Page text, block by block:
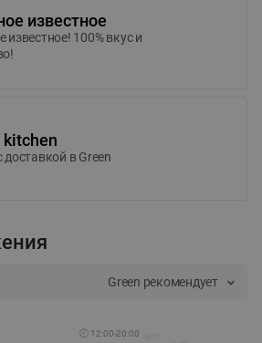
известное
известное! 100% вкус и
kitchen
доставкой в Green
Green рекомендует
🕘 12:00-20:00